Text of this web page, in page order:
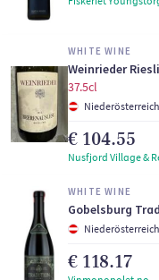
WHITE WINE
Weinrieder
37.5cl
€ 104.55
Nusfjord Village &
WHITE WINE
Gobelsburg
Niederösterreich
€ 118.17